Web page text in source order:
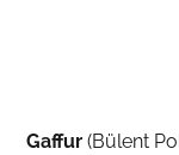
Gaffur (Bülent